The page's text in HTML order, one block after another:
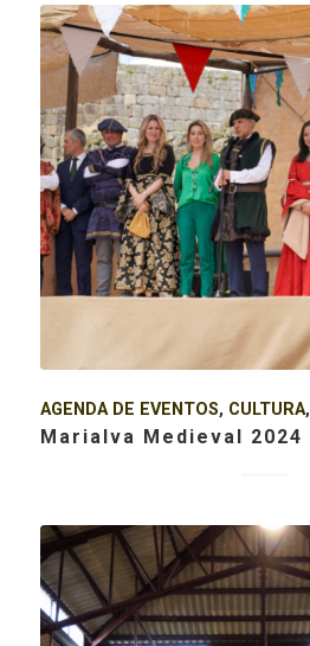
AGENDA DE EVENTOS, CULTURA,
Marialva Medieval 2024